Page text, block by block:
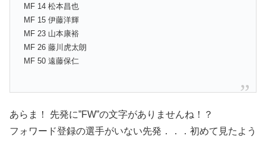
MF 14 松本昌也
MF 15 伊藤洋輝
MF 23 山本康裕
MF 26 藤川虎太朗
MF 50 遠藤保仁
あらま！ 先発に”FW”の文字がありませんね！？
フォワード登録の選手がいない先発．．．初めて見たよう